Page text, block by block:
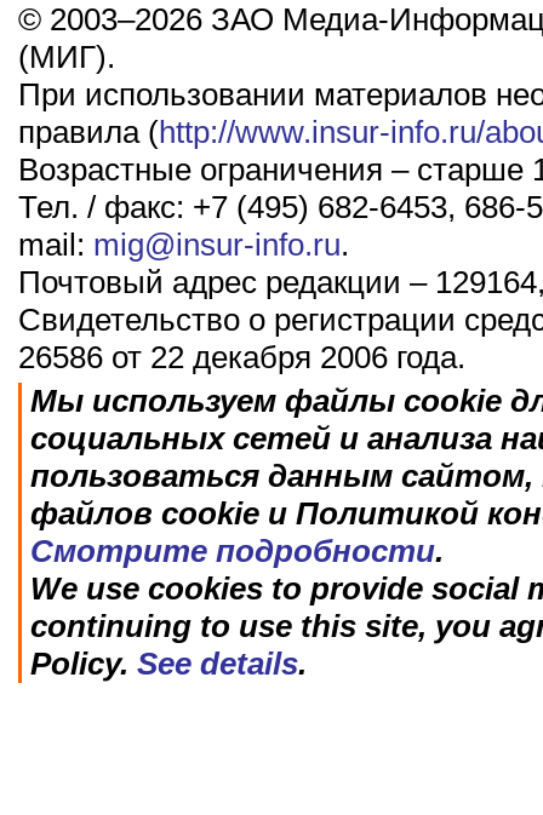
© 2003–2026 ЗАО Медиа-
(МИГ).
При использовании материалов
правила (http://www.insur-info.ru/
Возрастные ограничения – старше
Тел. / факс: +7 (495) 682-6453, 686-
mail: mig@insur-info.ru.
Почтовый адрес редакции –
Свидетельство о регистрации
26586 от 22 декабря 2006 года.
Мы используем файлы cookie
социальных сетей и анализа
пользоваться данным
файлов cookie и Политикой
Смотрите подробности.
We use cookies to provide social
continuing to use this site, you
Policy. See details.